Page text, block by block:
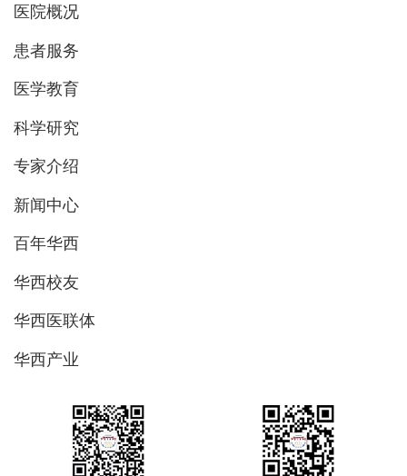
医院概况
患者服务
医学教育
科学研究
专家介绍
新闻中心
百年华西
华西校友
华西医联体
华西产业